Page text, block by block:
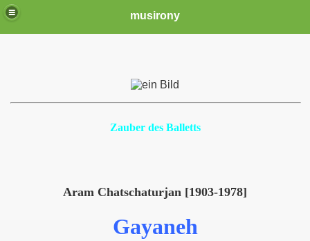
musirony
Zauber des Balletts
Aram Chatschaturjan [1903-1978]
Gayaneh